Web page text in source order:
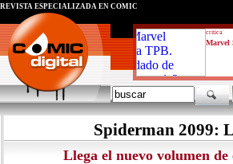
critica
Marvel
REVISTA ESPECIALIZADA EN CÓMIC
Spiderman 2099:
Llega el nuevo volumen